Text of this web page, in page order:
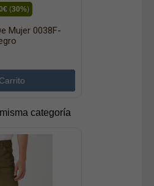
(30%)
Mujer 0038F-
categoría